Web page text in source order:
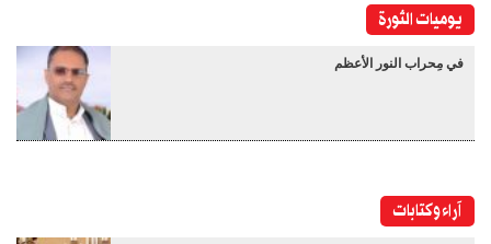
يوميات الثورة
في مِحراب النور الأعظم
آراء وكتابات